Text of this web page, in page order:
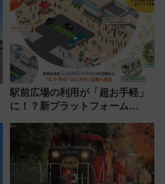
駅前広場の利用が「超お手軽」
に！？新プラットフォーム
マホで簡単申請 物販や演奏会な
どに【JR東日本】